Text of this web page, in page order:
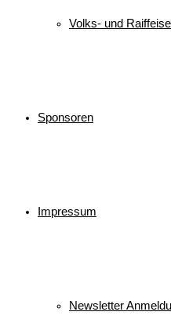
Volks- und
Sponsoren
Impressum
Newsletter